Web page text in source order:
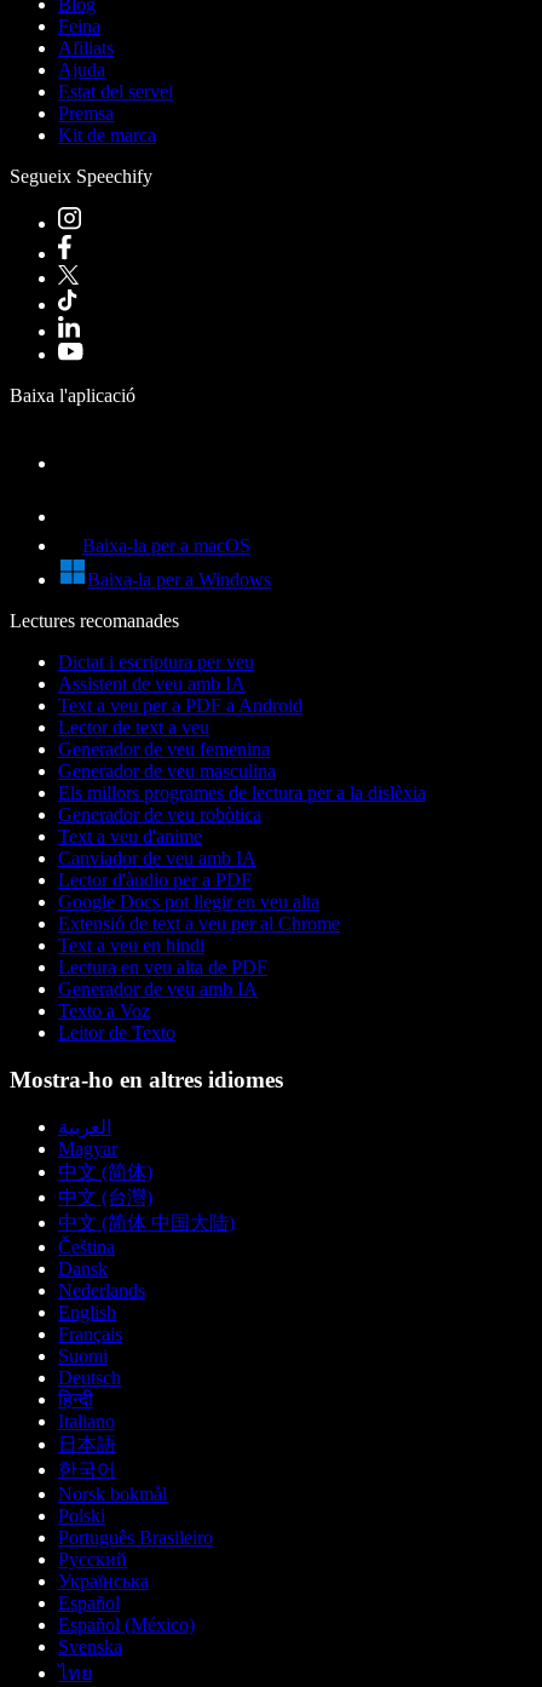
Feina
Afiliats
Ajuda
Estat del servei
Premsa
Kit de marca
Segueix Speechify
Baixa l'aplicació
Baixa-la per a macOS
Baixa-la per a Windows
Lectures recomanades
Dictat i escriptura per veu
Assistent de veu amb IA
Text a veu per a PDF a Android
Lector de text a veu
Generador de veu femenina
Generador de veu masculina
Els millors programes de lectura per a la dislèxia
Generador de veu robòtica
Text a veu d'anime
Canviador de veu amb IA
Lector d'àudio per a PDF
Google Docs pot llegir en veu alta
Extensió de text a veu per al Chrome
Text a veu en hindi
Lectura en veu alta de PDF
Generador de veu amb IA
Texto a Voz
Leitor de Texto
Mostra-ho en altres idiomes
العربية
Magyar
中文 (简体)
中文 (台灣)
中文 (简体 中国大陆)
Čeština
Dansk
Nederlands
English
Français
Suomi
Deutsch
हिन्दी
Italiano
日本語
한국어
Norsk bokmål
Polski
Português Brasileiro
Русский
Українська
Español
Español (México)
Svenska
ไทย